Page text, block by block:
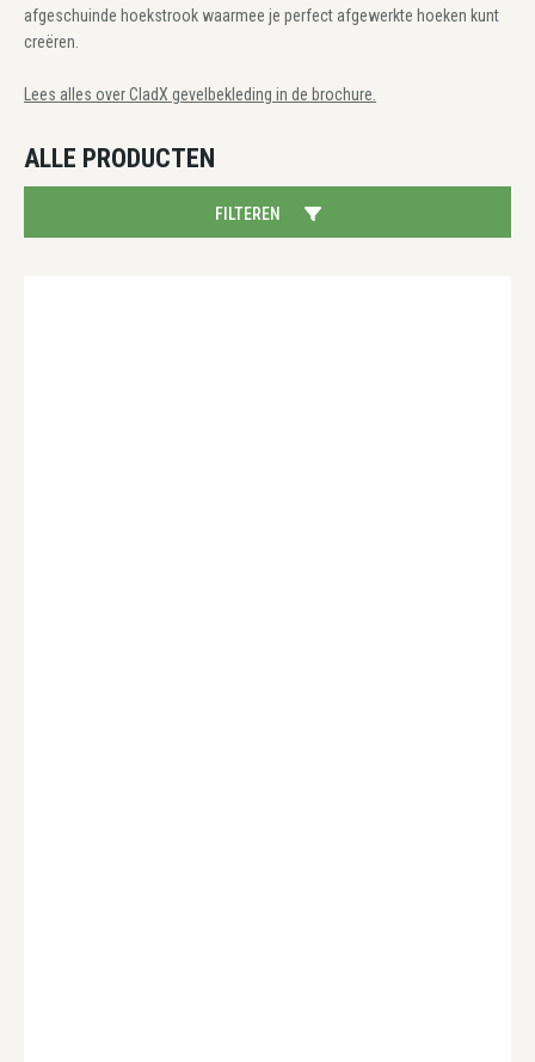
afgeschuinde hoekstrook waarmee je perfect afgewerkte hoeken kunt
creëren.
Lees alles over CladX gevelbekleding in de brochure.
ALLE PRODUCTEN
FILTEREN